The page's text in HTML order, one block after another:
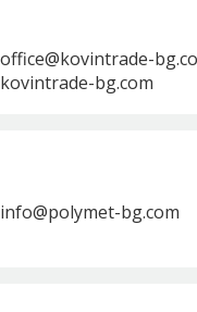
kovintrade-bg.com